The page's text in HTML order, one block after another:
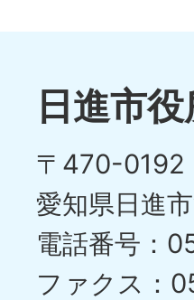
日進市
〒470-0192
愛知県日進
電話番号：
ファクス：